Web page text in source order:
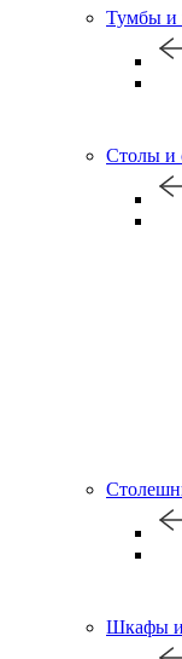
Тумбы и
Столы и
Шкафы и